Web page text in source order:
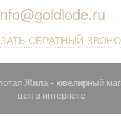
ОБРАТНЫЙ
Жила - ювелирный
цен в интернете